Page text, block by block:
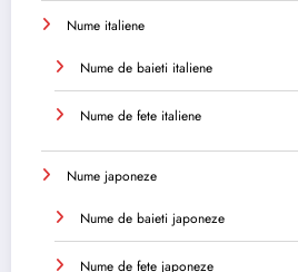
Nume italiene
Nume de baieti italiene
Nume de fete italiene
Nume japoneze
Nume de baieti japoneze
Nume de fete japoneze